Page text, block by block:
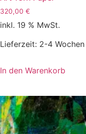
320,00 €
inkl. 19 % MwSt.
Lieferzeit: 2-4 Wochen
In den Warenkorb